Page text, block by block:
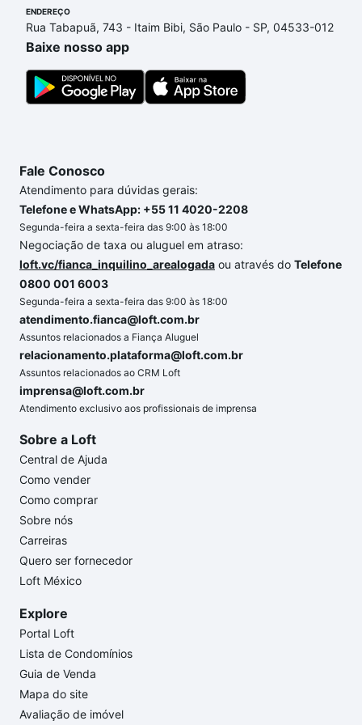
o imóvel dos seus sonhos com segurança e
conforto. Loft, com você até as chaves.
ENDEREÇO
Rua Tabapuã, 743 - Itaim Bibi, São Paulo - SP, 04533-012
Baixe nosso app
Fale Conosco
Atendimento para dúvidas gerais:
Telefone e WhatsApp: +55 11 4020-2208
Segunda-feira a sexta-feira das 9:00 às 18:00
Negociação de taxa ou aluguel em atraso:
loft.vc/fianca_inquilino_arealogada ou através do Telefone
0800 001 6003
Segunda-feira a sexta-feira das 9:00 às 18:00
atendimento.fianca@loft.com.br
Assuntos relacionados a Fiança Aluguel
relacionamento.plataforma@loft.com.br
Assuntos relacionados ao CRM Loft
imprensa@loft.com.br
Atendimento exclusivo aos profissionais de imprensa
Sobre a Loft
Central de Ajuda
Como vender
Como comprar
Sobre nós
Carreiras
Quero ser fornecedor
Loft México
Explore
Portal Loft
Lista de Condomínios
Guia de Venda
Mapa do site
Avaliação de imóvel